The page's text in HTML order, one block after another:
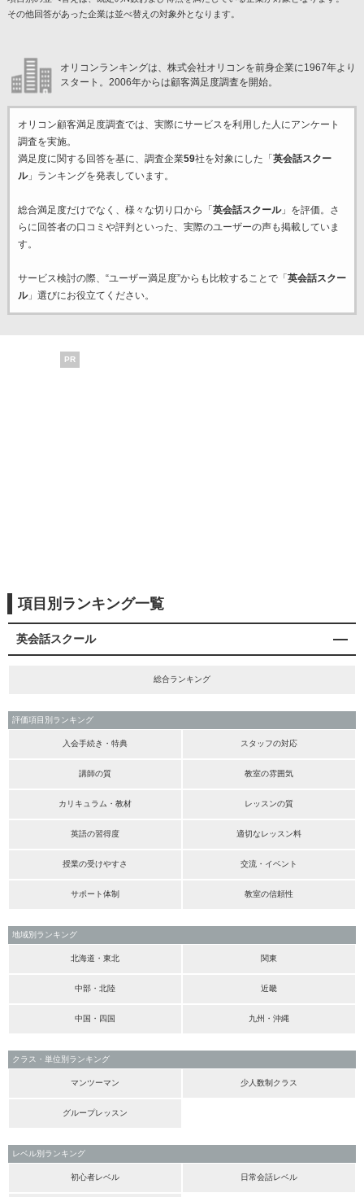
その他回答があった企業は並べ替えの対象外となります。
オリコンランキングは、株式会社オリコンを前身企業に1967年より
スタート。2006年からは顧客満足度調査を開始。
オリコン顧客満足度調査では、実際にサービスを利用した 人にアンケート
調査を実施。
満足度に関する回答を基に、調査企業59社を対象にした「 英会話スクー
ル」ランキングを発表しています。
総合満足度だけでなく、様々な切り口から「 英会話スクール」を評価。さ
らに回答者の口コミや評判といった、実際のユーザーの声も掲載していま
す。
サービス検討の際、“ユーザー満足度”からも比較することで「 英会話スクー
ル」選びにお役立てください。
PR
項目別ランキング一覧
英会話スクール
総合ランキング
評価項目別ランキング
入会手続き・特典 スタッフの対応
講師の質 教室の雰囲気
カリキュラム・教材 レッスンの質
英語の習得度 適切なレッスン料
授業の受けやすさ 交流・イベント
サポート体制 教室の信頼性
地域別ランキング
北海道・東北 関東
中部・北陸 近畿
中国・四国 九州・沖縄
クラス・単位別ランキング
マンツーマン 少人数制クラス
グループレッスン
レベル別ランキング
初心者レベル 日常会話レベル